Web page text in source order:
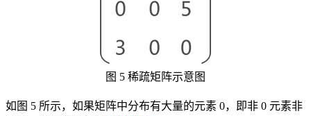
图 5 稀疏矩阵示意图
如图 5 所示，如果矩阵中分布有大量的元素 0，即非 0 元素非